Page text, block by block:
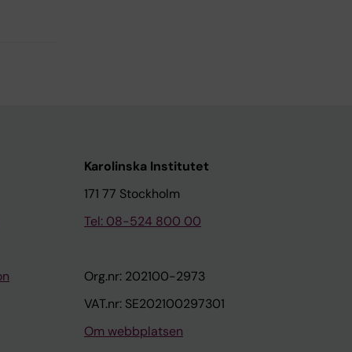
Karolinska Institutet
171 77 Stockholm
Tel: 08-524 800 00
Org.nr: 202100-2973
VAT.nr: SE202100297301
Om webbplatsen